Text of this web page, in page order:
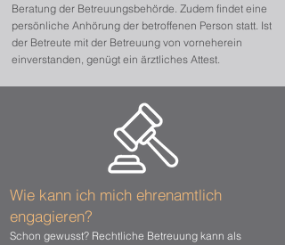
Beratung der Betreuungsbehörde. Zudem findet eine
persönliche Anhörung der betroffenen Person statt. Ist
der Betreute mit der Betreuung von vorneherein
einverstanden, genügt ein ärztliches Attest.
Wie kann ich mich ehrenamtlich
engagieren?
Schon gewusst? Rechtliche Betreuung kann als